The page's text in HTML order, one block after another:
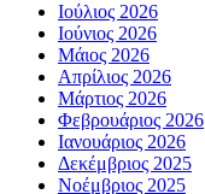
Ιούλιος 2026
Ιούνιος 2026
Μάιος 2026
Απρίλιος 2026
Μάρτιος 2026
Φεβρουάριος 2026
Ιανουάριος 2026
Δεκέμβριος 2025
Νοέμβριος 2025